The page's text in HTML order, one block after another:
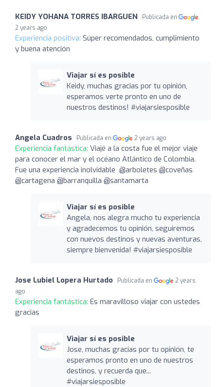
KEIDY YOHANA TORRES IBARGUEN
Publicada en
2 years ago
Experiencia positiva: Súper recomendados, cumplimiento
y buena atención
Viajar sí es posible
Keidy, muchas gracias por tu opinión,
esperamos verte pronto en uno de
nuestros destinos! #viajarsiesposible
Angela Cuadros Publicada en 2 years ago
Experiencia fantástica: Viajé a la costa fue el mejor viaje
para conocer el mar y el océano Atlántico de Colombia.
Fue una experiencia inolvidable ️ @arboletes @coveñas
@cartagena @barranquilla @santamarta
Viajar sí es posible
Angela, nos alegra mucho tu experiencia
y agradecemos tu opinión, seguiremos
con nuevos destinos y nuevas aventuras,
siempre bienvenida! #viajarsiesposible
Jose Lubiel Lopera Hurtado Publicada en
2 years
ago
Experiencia fantástica: Es maravilloso viajar con ustedes
gracias
Viajar sí es posible
Jose, muchas gracias por tu opinión, te
esperamos pronto en uno de nuestros
destinos, y recuerda que...
#viajarsiesposible